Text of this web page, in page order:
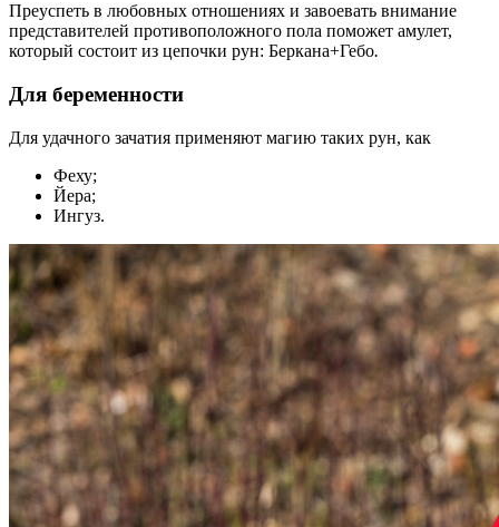
Преуспеть в любовных отношениях и завоевать внимание
представителей противоположного пола поможет амулет,
который состоит из цепочки рун: Беркана+Гебо.
Для беременности
Для удачного зачатия применяют магию таких рун, как
Феху;
Йера;
Ингуз.